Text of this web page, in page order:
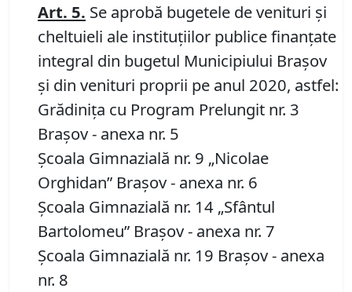
Art. 5. Se aprobă bugetele de venituri şi
cheltuieli ale instituţiilor publice finanţate
integral din bugetul Municipiului Braşov
și din venituri proprii pe anul 2020, astfel:
Grădiniţa cu Program Prelungit nr. 3
Braşov - anexa nr. 5
Şcoala Gimnazială nr. 9 „Nicolae
Orghidan” Braşov - anexa nr. 6
Şcoala Gimnazială nr. 14 „Sfântul
Bartolomeu” Braşov - anexa nr. 7
Şcoala Gimnazială nr. 19 Braşov - anexa
nr. 8